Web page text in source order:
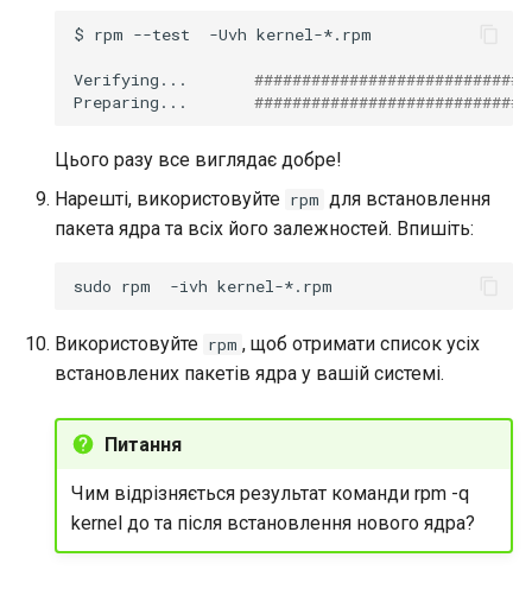
$ rpm --test -Uvh kernel-*.rpm
Verifying...
Preparing...
Цього разу все виглядає добре!
Нарешті, використовуйте rpm для встановлення
пакета ядра та всіх його залежностей. Впишіть:
sudo rpm -ivh
Використовуйте rpm , щоб отримати список усіх
встановлених пакетів ядра у вашій системі.
Питання
Чим відрізняється результат команди rpm -q
kernel до та після встановлення нового ядра?